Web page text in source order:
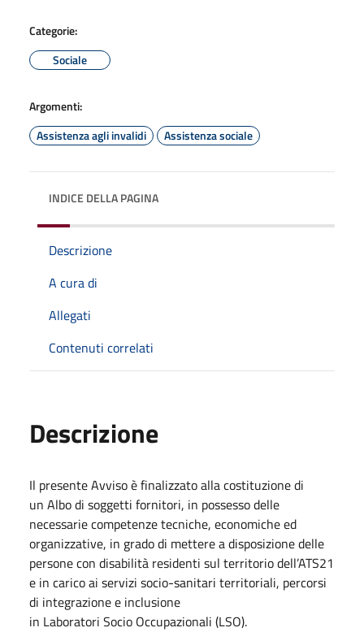
Categorie:
Sociale
Argomenti:
Assistenza agli invalidi
Assistenza sociale
INDICE DELLA PAGINA
Descrizione
A cura di
Allegati
Contenuti correlati
Descrizione
Il presente Avviso è finalizzato alla costituzione di
un Albo di soggetti fornitori, in possesso delle
necessarie competenze tecniche, economiche ed
organizzative, in grado di mettere a disposizione delle
persone con disabilità residenti sul territorio dell’ATS21
e in carico ai servizi socio-sanitari territoriali, percorsi
di integrazione e inclusione
in Laboratori Socio Occupazionali (LSO).